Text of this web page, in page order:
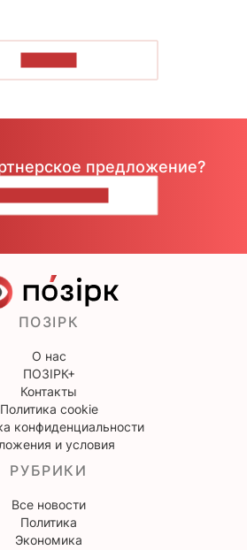
предложение?
ПОЗІРК
О нас
ПОЗІРК+
Контакты
Политика cookie
конфиденциальности
и условия
РУБРИКИ
Все новости
Политика
Экономика